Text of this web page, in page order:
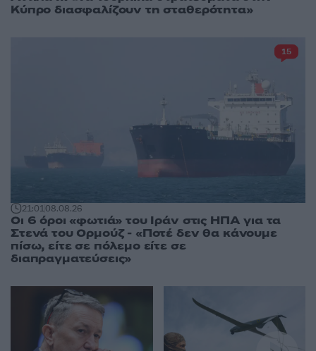
Κύπρο διασφαλίζουν τη σταθερότητα»
21:0108.08.26
Οι 6 όροι «φωτιά» του Ιράν στις ΗΠΑ για τα
Στενά του Ορμούζ - «Ποτέ δεν θα κάνουμε
πίσω, είτε σε πόλεμο είτε σε
διαπραγματεύσεις»
15